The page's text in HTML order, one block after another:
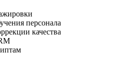
персонала
качества